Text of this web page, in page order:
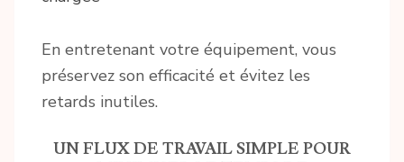
En entretenant votre équipement, vous
préservez son efficacité et évitez les
retards inutiles.
UN FLUX DE TRAVAIL SIMPLE POUR